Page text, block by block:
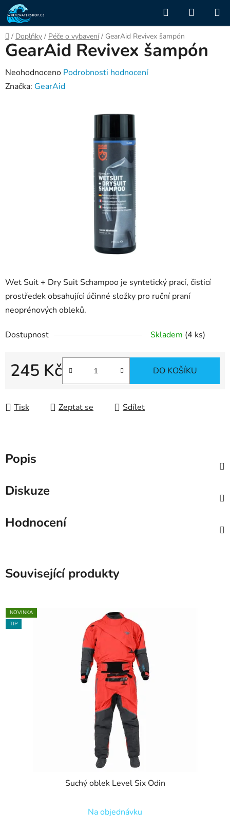
Přejít
na
obsah
Hledat
KOŠÍK
Domů
/ Doplňky / Péče o vybavení / GearAid Revivex šampón
Wet Suit + Dry Suit Schampoo je syntetický prací, čisticí
prostředek obsahující účinné složky pro ruční praní
neoprénových obleků.
Dostupnost Skladem (4 ks)
245 Kč DO KOŠÍKU
Tisk Zeptat se Sdílet
GearAid Revivex šampón
Průměrné
hodnocení
Neohodnoceno Podrobnosti hodnocení
Značka: GearAid
Popis
Diskuze
Hodnocení
Související produkty
NOVINKA
TIP
Suchý oblek Level Six Odin
Na objednávku